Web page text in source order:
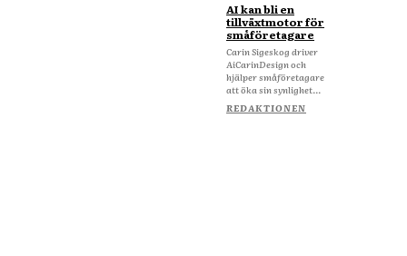
AI kan bli en
tillväxtmotor för
småföretagare
Carin Sigeskog driver
AiCarinDesign och
hjälper småföretagare
att öka sin synlighet...
REDAKTIONEN